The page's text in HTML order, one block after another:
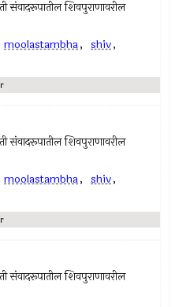
संवादरूपातील शिवपुराणावरील
moolastambha, shiv,
संवादरूपातील शिवपुराणावरील
moolastambha, shiv,
संवादरूपातील शिवपुराणावरील